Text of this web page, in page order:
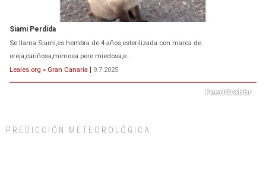
Siami Perdida
Se llama Siami,es hembra de 4 años,esterilizada con marca de
oreja,cariñosa,mimosa pero miedosa,e...
Leales.org » Gran Canaria | 9.7.2025
PREDICCIÓN METEOROLÓGICA